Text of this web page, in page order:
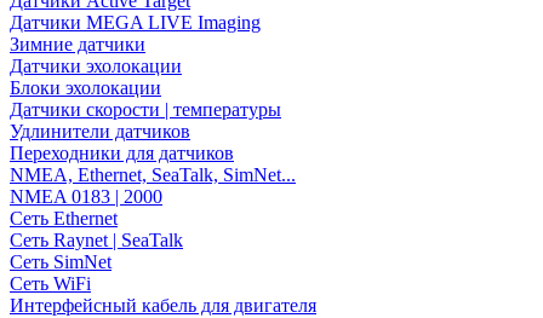
Датчики MEGA LIVE Imaging
Зимние датчики
Датчики эхолокации
Блоки эхолокации
Датчики скорости | температуры
Удлинители датчиков
Переходники для датчиков
NMEA, Ethernet, SeaTalk, SimNet...
NMEA 0183 | 2000
Сеть Ethernet
Сеть Raynet | SeaTalk
Сеть SimNet
Сеть WiFi
Интерфейсный кабель для двигателя